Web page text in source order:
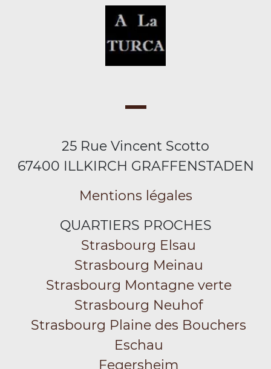
25 Rue Vincent Scotto
67400 ILLKIRCH GRAFFENSTADEN
Mentions légales
QUARTIERS PROCHES
Strasbourg Elsau
Strasbourg Meinau
Strasbourg Montagne verte
Strasbourg Neuhof
Strasbourg Plaine des Bouchers
Eschau
Fegersheim